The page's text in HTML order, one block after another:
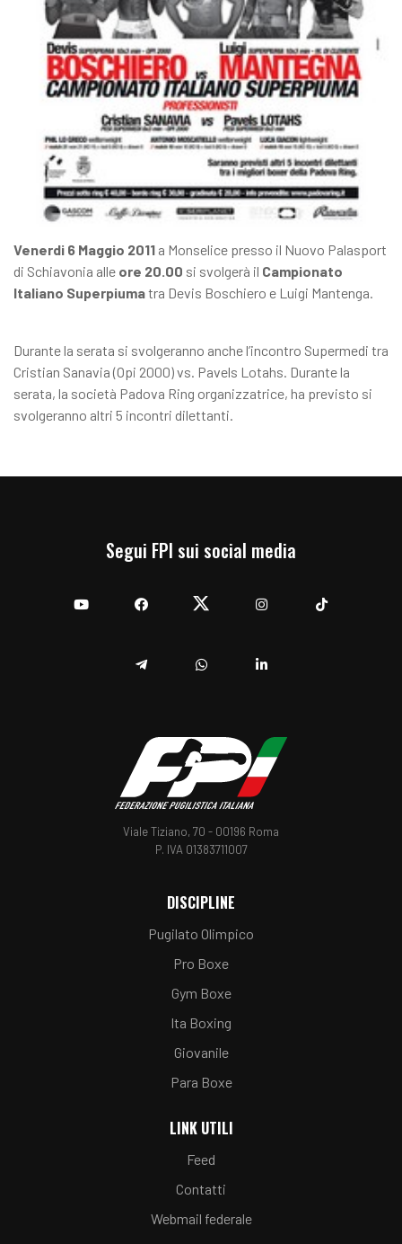
Venerdi 6 Maggio 2011 a Monselice presso il Nuovo Palasport
di Schiavonia alle ore 20.00 si svolgerà il Campionato
Italiano Superpiumatra Devis Boschiero e Luigi Mantenga.
Durante la serata si svolgeranno anche l’incontro Supermedi tra
Cristian Sanavia (Opi 2000) vs. Pavels Lotahs. Durante la
serata, la società Padova Ring organizzatrice, ha previsto si
svolgeranno altri 5 incontri dilettanti.
Segui FPI sui social media
Viale Tiziano, 70 - 00196 Roma
P. IVA 01383711007
DISCIPLINE
Pugilato Olimpico
Pro Boxe
Gym Boxe
Ita Boxing
Giovanile
Para Boxe
LINK UTILI
Feed
Contatti
Webmail federale